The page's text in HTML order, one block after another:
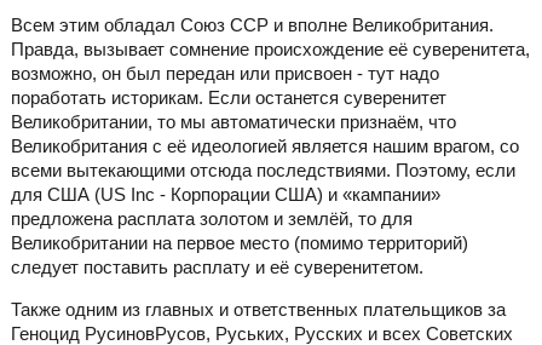
Всем этим обладал Союз ССР и вполне Великобритания.
Правда, вызывает сомнение происхождение её суверенитета,
возможно, он был передан или присвоен - тут надо
поработать историкам. Если останется суверенитет
Великобритании, то мы автоматически признаём, что
Великобритания с её идеологией является нашим врагом, со
всеми вытекающими отсюда последствиями. Поэтому, если
для США (US Inc - Корпорации США) и «кампании»
предложена расплата золотом и землёй, то для
Великобритании на первое место (помимо территорий)
следует поставить расплату и её суверенитетом.
Также одним из главных и ответственных плательщиков за
Геноцид РусиновРусов, Руських, Русских и всех Советских